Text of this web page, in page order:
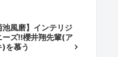
池風磨】インテリジ
ーズ!!櫻井翔先輩(ア
)を慕う